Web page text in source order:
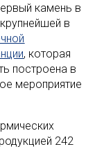
камень в
в
, которая
построена в
мероприятие
242